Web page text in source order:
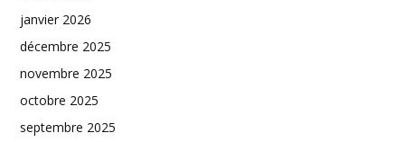
janvier 2026
décembre 2025
novembre 2025
octobre 2025
septembre 2025